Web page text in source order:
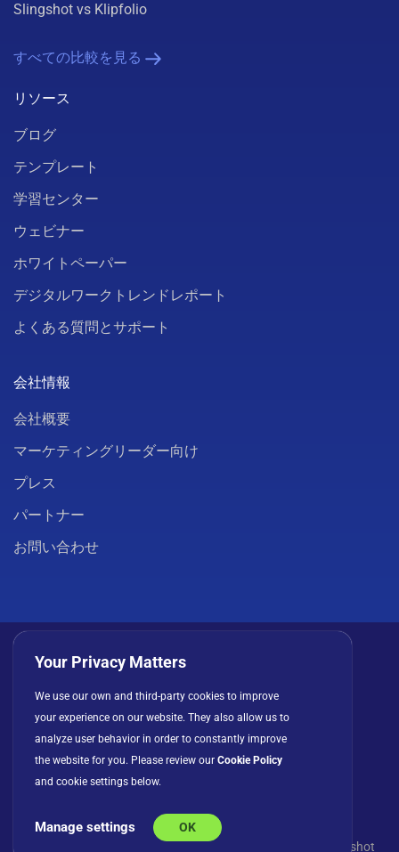
Slingshot vs Klipfolio
すべての比較を見る
リソース
ブログ
テンプレート
学習センター
ウェビナー
ホワイトペーパー
デジタルワークトレンドレポート
よくある質問とサポート
会社情報
会社概要
マーケティングリーダー向け
プレス
パートナー
お問い合わせ
ライセンス契約
© Copyright 2026 INFRAGISTICS. All Rights Reserved. Slingshot
Your Privacy Matters
We use our own and third-party cookies to improve
your experience on our website. They also allow us to
analyze user behavior in order to constantly improve
the website for you. Please review our Cookie Policy
and cookie settings below.
Manage settings OK